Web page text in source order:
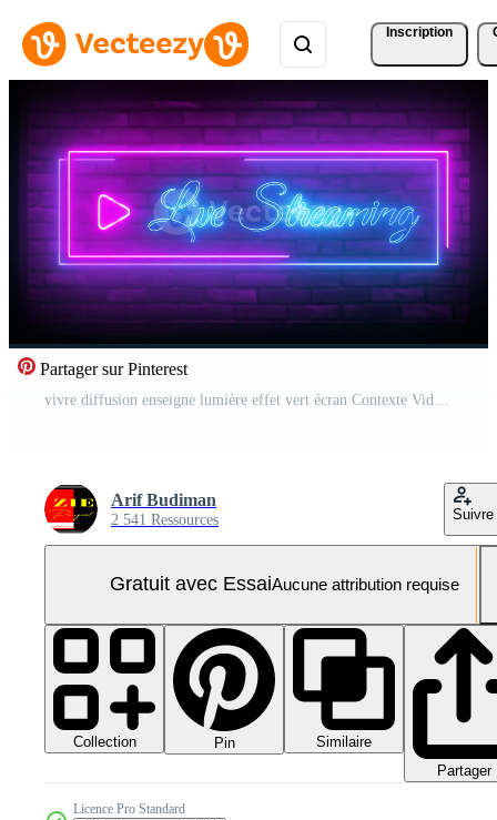
Inscription
Partager sur Pinterest
Arif Budiman
2 541 Ressources Suivre
Gratuit avec EssaiAucune attribution requise
Collection Pin
Similaire
Partager
Licence Pro Standard